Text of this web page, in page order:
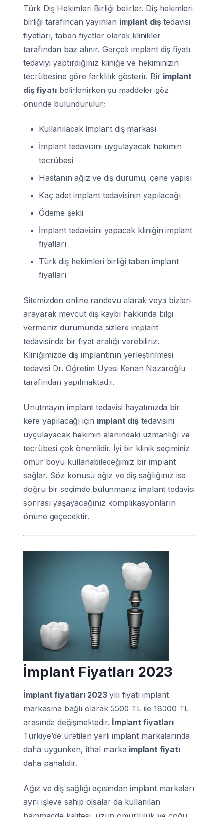
Türk Diş Hekimleri Birliği belirler. Diş hekimleri
birliği tarafından yayınlan implant diş tedavisi
fiyatları, taban fiyatlar olarak klinikler
tarafından baz alınır. Gerçek implant diş fiyatı
tedaviyi yaptırdığınız kliniğe ve hekiminizin
tecrübesine göre farklılık gösterir. Bir implant
diş fiyatı belirlenirken şu maddeler göz
önünde bulundurulur;
Kullanılacak implant diş markası
İmplant tedavisini uygulayacak hekimin
tecrübesi
Hastanın ağız ve diş durumu, çene yapısı
Kaç adet implant tedavisinin yapılacağı
Ödeme şekli
İmplant tedavisini yapacak kliniğin implant
fiyatları
Türk diş hekimleri birliği taban implant
fiyatları
Sitemizden online randevu alarak veya bizleri
arayarak mevcut diş kaybı hakkında bilgi
vermeniz durumunda sizlere implant
tedavisinde bir fiyat aralığı verebiliriz.
Kliniğimizde diş implantının yerleştirilmesi
tedavisi Dr. Öğretim Üyesi Kenan Nazaroğlu
tarafından yapılmaktadır.
Unutmayın implant tedavisi hayatınızda bir
kere yapılacağı için implant diş tedavisini
uygulayacak hekimin alanındaki uzmanlığı ve
tecrübesi çok önemlidir. İyi bir klinik seçiminiz
ömür boyu kullanabileceğimiz bir implant
sağlar. Söz konusu ağız ve diş sağlığınız ise
doğru bir seçimde bulunmanız implant tedavisi
sonrası yaşayacağınız komplikasyonların
önüne geçecektir.
İmplant Fiyatları 2023
İmplant fiyatları 2023 yılı fiyatı implant
markasına bağlı olarak 5500 TL ile 18000 TL
arasında değişmektedir. İmplant fiyatları
Türkiye’de üretilen yerli implant markalarında
daha uygunken, ithal marka implant fiyatı
daha pahalıdır.
Ağız ve diş sağlığı açısından implant markaları
aynı işleve sahip olsalar da kullanılan